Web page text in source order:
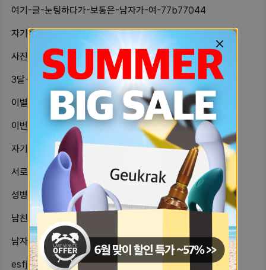
여기-글-눈팅하다가-보통은-남자가-여-77b77044
자기들아-나-큰일낫어맥북-궁금해서-사-4eec4e87
사진-주의-🔥🔥관계한지-10일-됐고-65702459
3달-시간-갖는건-이별하자-이거지-c0be6593
이별한-지-일주일차-나름-잘-견디고-c8291503
이번에-남친주려고-목도리-떴거든그리고-12156850
자기들중에-남친이랑-해외롱디하는-자기-b5c43180
서로-썸-탈까말까-하는-사람이-있는데-c801ee47
성병검사는-산부인과-가서-STD검사-d944696
남친만날때-남친이-대부분-데리러-와-ce49aa01
남자친구-센스가-너무-없어서-힘들다-ad495b22
esfj-좀-통제형이야-남친-esfj-32131f7e